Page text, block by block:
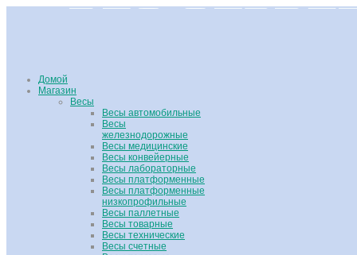
Домой
Магазин
Весы
Весы автомобильные
Весы
железнодорожные
Весы медицинские
Весы конвейерные
Весы лабораторные
Весы платформенные
Весы платформенные
низкопрофильные
Весы паллетные
Весы товарные
Весы технические
Весы счетные